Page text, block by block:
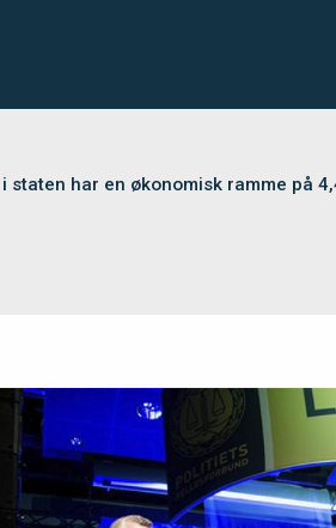
har en økonomisk ramme på